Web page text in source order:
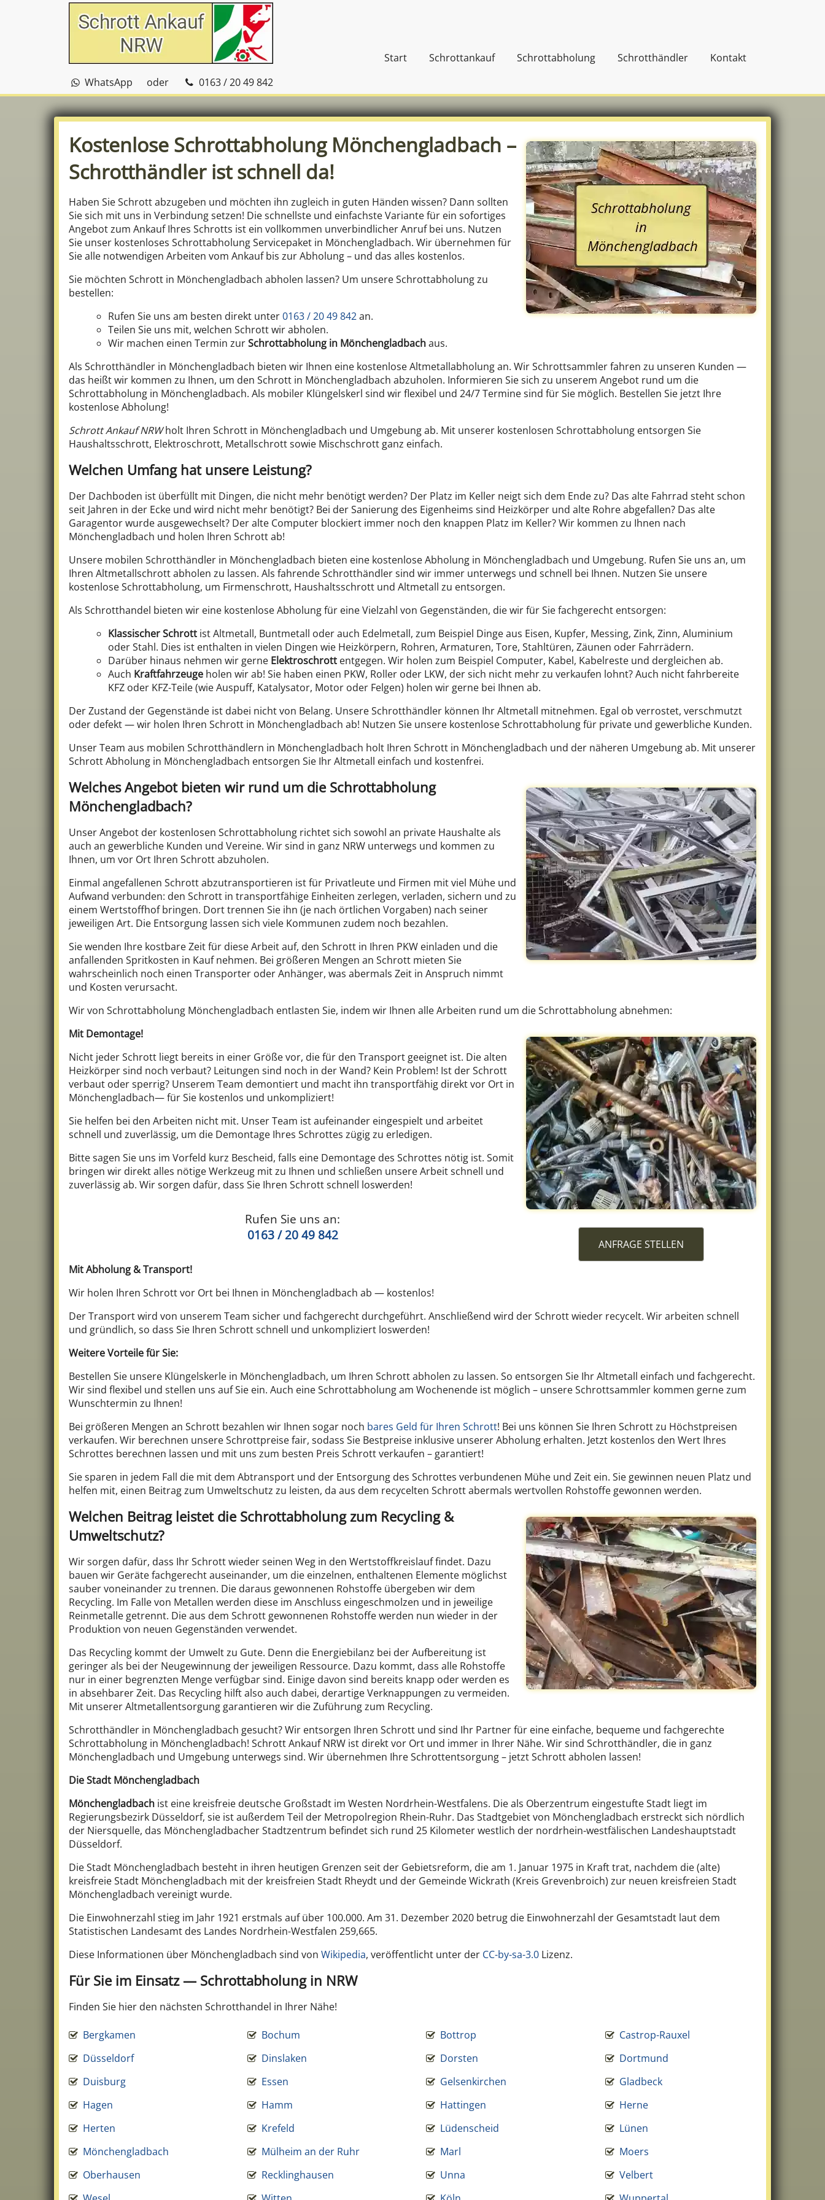
WhatsApp oder 0163 / 20 49 842
Start Schrottankauf Schrottabholung Schrotthändler Kontakt
Kostenlose Schrottabholung Mönchengladbach –
Schrotthändler ist schnell da!
Haben Sie Schrott abzugeben und möchten ihn zugleich in guten Händen wissen? Dann sollten
Sie sich mit uns in Verbindung setzen! Die schnellste und einfachste Variante für ein sofortiges
Angebot zum Ankauf Ihres Schrotts ist ein vollkommen unverbindlicher Anruf bei uns. Nutzen
Sie unser kostenloses Schrottabholung Servicepaket in Mönchengladbach. Wir übernehmen für
Sie alle notwendigen Arbeiten vom Ankauf bis zur Abholung – und das alles kostenlos.
Sie möchten Schrott in Mönchengladbach abholen lassen? Um unsere Schrottabholung zu
bestellen:
Rufen Sie uns am besten direkt unter0163 / 20 49 842an.
Teilen Sie uns mit, welchen Schrott wir abholen.
Wir machen einen Termin zurSchrottabholung in Mönchengladbachaus.
Als Schrotthändler in Mönchengladbach bieten wir Ihnen eine kostenlose Altmetallabholung an. Wir Schrottsammler fahren zu unseren Kunden —
das heißt wir kommen zu Ihnen, um den Schrott in Mönchengladbach abzuholen. Informieren Sie sich zu unserem Angebot rund um die
Schrottabholung in Mönchengladbach. Als mobiler Klüngelskerl sind wir flexibel und 24/7 Termine sind für Sie möglich. Bestellen Sie jetzt Ihre
kostenlose Abholung!
Schrott Ankauf NRWholt Ihren Schrott in Mönchengladbach und Umgebung ab. Mit unserer kostenlosen Schrottabholung entsorgen Sie
Haushaltsschrott, Elektroschrott, Metallschrott sowie Mischschrott ganz einfach.
Welchen Umfang hat unsere Leistung?
Der Dachboden ist überfüllt mit Dingen, die nicht mehr benötigt werden? Der Platz im Keller neigt sich dem Ende zu? Das alte Fahrrad steht schon
seit Jahren in der Ecke und wird nicht mehr benötigt? Bei der Sanierung des Eigenheims sind Heizkörper und alte Rohre abgefallen? Das alte
Garagentor wurde ausgewechselt? Der alte Computer blockiert immer noch den knappen Platz im Keller? Wir kommen zu Ihnen nach
Mönchengladbach und holen Ihren Schrott ab!
Unsere mobilen Schrotthändler in Mönchengladbach bieten eine kostenlose Abholung in Mönchengladbach und Umgebung. Rufen Sie uns an, um
Ihren Altmetallschrott abholen zu lassen. Als fahrende Schrotthändler sind wir immer unterwegs und schnell bei Ihnen. Nutzen Sie unsere
kostenlose Schrottabholung, um Firmenschrott, Haushaltsschrott und Altmetall zu entsorgen.
Als Schrotthandel bieten wir eine kostenlose Abholung für eine Vielzahl von Gegenständen, die wir für Sie fachgerecht entsorgen:
Klassischer Schrott ist Altmetall, Buntmetall oder auch Edelmetall, zum Beispiel Dinge aus Eisen, Kupfer, Messing, Zink, Zinn, Aluminium
oder Stahl. Dies ist enthalten in vielen Dingen wie Heizkörpern, Rohren, Armaturen, Tore, Stahltüren, Zäunen oder Fahrrädern.
Darüber hinaus nehmen wir gerne Elektroschrott entgegen. Wir holen zum Beispiel Computer, Kabel, Kabelreste und dergleichen ab.
Auch Kraftfahrzeuge holen wir ab! Sie haben einen PKW, Roller oder LKW, der sich nicht mehr zu verkaufen lohnt? Auch nicht fahrbereite
KFZ oder KFZ-Teile (wie Auspuff, Katalysator, Motor oder Felgen) holen wir gerne bei Ihnen ab.
Der Zustand der Gegenstände ist dabei nicht von Belang. Unsere Schrotthändler können Ihr Altmetall mitnehmen. Egal ob verrostet, verschmutzt
oder defekt — wir holen Ihren Schrott in Mönchengladbach ab! Nutzen Sie unsere kostenlose Schrottabholung für private und gewerbliche Kunden.
Unser Team aus mobilen Schrotthändlern in Mönchengladbach holt Ihren Schrott in Mönchengladbach und der näheren Umgebung ab. Mit unserer
Schrott Abholung in Mönchengladbach entsorgen Sie Ihr Altmetall einfach und kostenfrei.
Welches Angebot bieten wir rund um die Schrottabholung
Mönchengladbach?
Unser Angebot der kostenlosen Schrottabholung richtet sich sowohl an private Haushalte als
auch an gewerbliche Kunden und Vereine. Wir sind in ganz NRW unterwegs und kommen zu
Ihnen, um vor Ort Ihren Schrott abzuholen.
Einmal angefallenen Schrott abzutransportieren ist für Privatleute und Firmen mit viel Mühe und
Aufwand verbunden: den Schrott in transportfähige Einheiten zerlegen, verladen, sichern und zu
einem Wertstoffhof bringen. Dort trennen Sie ihn (je nach örtlichen Vorgaben) nach seiner
jeweiligen Art. Die Entsorgung lassen sich viele Kommunen zudem noch bezahlen.
Sie wenden Ihre kostbare Zeit für diese Arbeit auf, den Schrott in Ihren PKW einladen und die
anfallenden Spritkosten in Kauf nehmen. Bei größeren Mengen an Schrott mieten Sie
wahrscheinlich noch einen Transporter oder Anhänger, was abermals Zeit in Anspruch nimmt
und Kosten verursacht.
Wir von Schrottabholung Mönchengladbach entlasten Sie, indem wir Ihnen alle Arbeiten rund um die Schrottabholung abnehmen:
ANFRAGE STELLEN
Mit Demontage!
Nicht jeder Schrott liegt bereits in einer Größe vor, die für den Transport geeignet ist. Die alten
Heizkörper sind noch verbaut? Leitungen sind noch in der Wand? Kein Problem! Ist der Schrott
verbaut oder sperrig? Unserem Team demontiert und macht ihn transportfähig direkt vor Ort in
Mönchengladbach— für Sie kostenlos und unkompliziert!
Sie helfen bei den Arbeiten nicht mit. Unser Team ist aufeinander eingespielt und arbeitet
schnell und zuverlässig, um die Demontage Ihres Schrottes zügig zu erledigen.
Bitte sagen Sie uns im Vorfeld kurz Bescheid, falls eine Demontage des Schrottes nötig ist. Somit
bringen wir direkt alles nötige Werkzeug mit zu Ihnen und schließen unsere Arbeit schnell und
zuverlässig ab. Wir sorgen dafür, dass Sie Ihren Schrott schnell loswerden!
Rufen Sie uns an:
0163 / 20 49 842
Mit Abholung & Transport!
Wir holen Ihren Schrott vor Ort bei Ihnen in Mönchengladbach ab — kostenlos!
Der Transport wird von unserem Team sicher und fachgerecht durchgeführt. Anschließend wird der Schrott wieder recycelt. Wir arbeiten schnell
und gründlich, so dass Sie Ihren Schrott schnell und unkompliziert loswerden!
Weitere Vorteile für Sie:
Bestellen Sie unsere Klüngelskerle in Mönchengladbach, um Ihren Schrott abholen zu lassen. So entsorgen Sie Ihr Altmetall einfach und fachgerecht.
Wir sind flexibel und stellen uns auf Sie ein. Auch eine Schrottabholung am Wochenende ist möglich – unsere Schrottsammler kommen gerne zum
Wunschtermin zu Ihnen!
Bei größeren Mengen an Schrott bezahlen wir Ihnen sogar noch bares Geld für Ihren Schrott! Bei uns können Sie Ihren Schrott zu Höchstpreisen
verkaufen. Wir berechnen unsere Schrottpreise fair, sodass Sie Bestpreise inklusive unserer Abholung erhalten. Jetzt kostenlos den Wert Ihres
Schrottes berechnen lassen und mit uns zum besten Preis Schrott verkaufen – garantiert!
Sie sparen in jedem Fall die mit dem Abtransport und der Entsorgung des Schrottes verbundenen Mühe und Zeit ein. Sie gewinnen neuen Platz und
helfen mit, einen Beitrag zum Umweltschutz zu leisten, da aus dem recycelten Schrott abermals wertvollen Rohstoffe gewonnen werden.
Welchen Beitrag leistet die Schrottabholung zum Recycling &
Umweltschutz?
Wir sorgen dafür, dass Ihr Schrott wieder seinen Weg in den Wertstoffkreislauf findet. Dazu
bauen wir Geräte fachgerecht auseinander, um die einzelnen, enthaltenen Elemente möglichst
sauber voneinander zu trennen. Die daraus gewonnenen Rohstoffe übergeben wir dem
Recycling. Im Falle von Metallen werden diese im Anschluss eingeschmolzen und in jeweilige
Reinmetalle getrennt. Die aus dem Schrott gewonnenen Rohstoffe werden nun wieder in der
Produktion von neuen Gegenständen verwendet.
Das Recycling kommt der Umwelt zu Gute. Denn die Energiebilanz bei der Aufbereitung ist
geringer als bei der Neugewinnung der jeweiligen Ressource. Dazu kommt, dass alle Rohstoffe
nur in einer begrenzten Menge verfügbar sind. Einige davon sind bereits knapp oder werden es
in absehbarer Zeit. Das Recycling hilft also auch dabei, derartige Verknappungen zu vermeiden.
Mit unserer Altmetallentsorgung garantieren wir die Zuführung zum Recycling.
Schrotthändler in Mönchengladbach gesucht? Wir entsorgen Ihren Schrott und sind Ihr Partner für eine einfache, bequeme und fachgerechte
Schrottabholung in Mönchengladbach! Schrott Ankauf NRW ist direkt vor Ort und immer in Ihrer Nähe. Wir sind Schrotthändler, die in ganz
Mönchengladbach und Umgebung unterwegs sind. Wir übernehmen Ihre Schrottentsorgung – jetzt Schrott abholen lassen!
Die Stadt Mönchengladbach
Mönchengladbach ist eine kreisfreie deutsche Großstadt im Westen Nordrhein-Westfalens. Die als Oberzentrum eingestufte Stadt liegt im
Regierungsbezirk Düsseldorf, sie ist außerdem Teil der Metropolregion Rhein-Ruhr. Das Stadtgebiet von Mönchengladbach erstreckt sich nördlich
der Niersquelle, das Mönchengladbacher Stadtzentrum befindet sich rund 25 Kilometer westlich der nordrhein-westfälischen Landeshauptstadt
Düsseldorf.
Die Stadt Mönchengladbach besteht in ihren heutigen Grenzen seit der Gebietsreform, die am 1. Januar 1975 in Kraft trat, nachdem die (alte)
kreisfreie Stadt Mönchengladbach mit der kreisfreien Stadt Rheydt und der Gemeinde Wickrath (Kreis Grevenbroich) zur neuen kreisfreien Stadt
Mönchengladbach vereinigt wurde.
Die Einwohnerzahl stieg im Jahr 1921 erstmals auf über 100.000. Am 31. Dezember 2020 betrug die Einwohnerzahl der Gesamtstadt laut dem
Statistischen Landesamt des Landes Nordrhein-Westfalen 259,665.
Diese Informationen über Mönchengladbach sind von Wikipedia, veröffentlicht unter der CC-by-sa-3.0 Lizenz.
Für Sie im Einsatz — Schrottabholung in NRW
Finden Sie hier den nächsten Schrotthandel in Ihrer Nähe!
Bergkamen Bochum Bottrop
Castrop-Rauxel
Düsseldorf
Dinslaken Dorsten
Dortmund
Duisburg
Essen Gelsenkirchen
Gladbeck
Hagen
Hamm Hattingen
Herne
Herten
Krefeld Lüdenscheid
Lünen
Mönchengladbach
Mülheim an der Ruhr Marl
Moers
Oberhausen
Recklinghausen Unna
Velbert